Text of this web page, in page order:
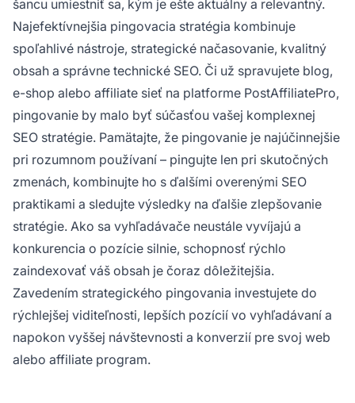
šancu umiestniť sa, kým je ešte aktuálny a relevantný.
Najefektívnejšia pingovacia stratégia kombinuje
spoľahlivé nástroje, strategické načasovanie, kvalitný
obsah a správne technické SEO. Či už spravujete blog,
e-shop alebo affiliate sieť na platforme PostAffiliatePro,
pingovanie by malo byť súčasťou vašej komplexnej
SEO stratégie. Pamätajte, že pingovanie je najúčinnejšie
pri rozumnom používaní – pingujte len pri skutočných
zmenách, kombinujte ho s ďalšími overenými SEO
praktikami a sledujte výsledky na ďalšie zlepšovanie
stratégie. Ako sa vyhľadávače neustále vyvíjajú a
konkurencia o pozície silnie, schopnosť rýchlo
zaindexovať váš obsah je čoraz dôležitejšia.
Zavedením strategického pingovania investujete do
rýchlejšej viditeľnosti, lepších pozícií vo vyhľadávaní a
napokon vyššej návštevnosti a konverzií pre svoj web
alebo affiliate program.